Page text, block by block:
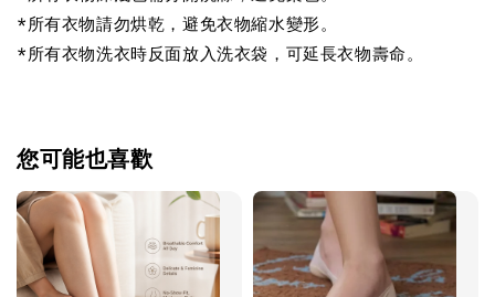
*所有衣物請勿烘乾，避免衣物縮水變形。
*所有衣物洗衣時反面放入洗衣袋，可延長衣物壽命。
您可能也喜歡